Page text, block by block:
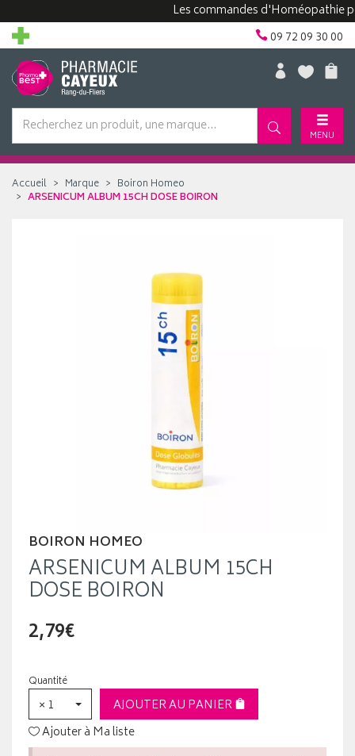
Les commandes d'Homéopathie
09 72 09 30 00
MENU
Accueil Marque
Boiron Homeo
ARSENICUM ALBUM 15CH DOSE BOIRON
BOIRON HOMEO
ARSENICUM ALBUM 15CH
DOSE BOIRON
2,79€
Quantité
× 1
AJOUTER AU PANIER
Ajouter à Ma liste